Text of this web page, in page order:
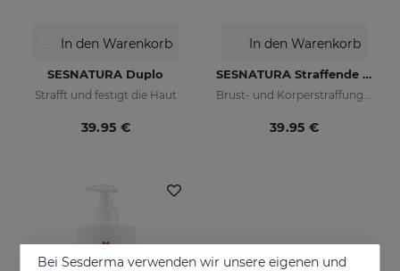
In den Warenkorb
SESNATURA Duplo
Strafft und festigt die Haut
39.95 €
In den Warenkorb
SESNATURA Straffende Creme Für Körper & Busen
Brust- und Körperstraffungscreme
39.95 €
Bei Sesderma verwenden wir unsere eigenen und